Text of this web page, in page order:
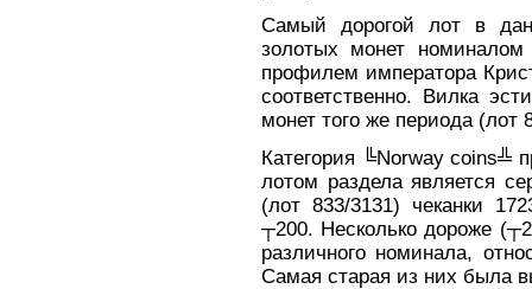
Самый дорогой лот в
золотых монет
профилем императора
соответственно. Вилка
монет того же периода (лот
Категория ╚Norway coins╩
лотом раздела является
(лот 833/3131) чеканки
┬200. Несколько дороже
различного номинала,
Самая старая из них была